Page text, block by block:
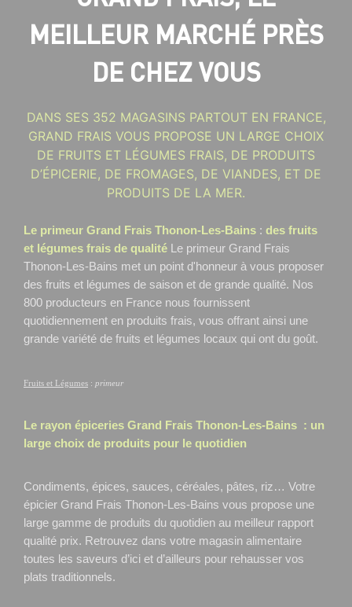
MEILLEUR MARCHÉ PRÈS
DE CHEZ VOUS
DANS SES 352 MAGASINS PARTOUT EN FRANCE,
GRAND FRAIS VOUS PROPOSE UN LARGE CHOIX
DE FRUITS ET LÉGUMES FRAIS, DE PRODUITS
D’ÉPICERIE, DE FROMAGES, DE VIANDES, ET DE
PRODUITS DE LA MER.
Le primeur Grand Frais Thonon-Les-Bains : des fruits
et légumes frais de qualité Le primeur Grand Frais
Thonon-Les-Bains met un point d'honneur à vous proposer
des fruits et légumes de saison et de grande qualité. Nos
800 producteurs en France nous fournissent
quotidiennement en produits frais, vous offrant ainsi une
grande variété de fruits et légumes locaux qui ont du goût.
Fruits et Légumes : primeur
Le rayon épiceries Grand Frais Thonon-Les-Bains : un
large choix de produits pour le quotidien
Condiments, épices, sauces, céréales, pâtes, riz… Votre
épicier Grand Frais Thonon-Les-Bains vous propose une
large gamme de produits du quotidien au meilleur rapport
qualité prix. Retrouvez dans votre magasin alimentaire
toutes les saveurs d’ici et d’ailleurs pour rehausser vos
plats traditionnels.